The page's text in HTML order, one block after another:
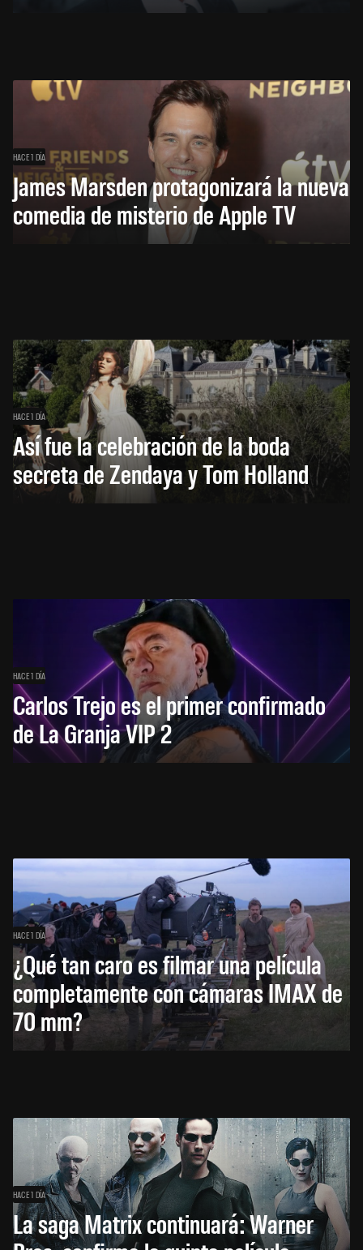
HACE 1 DÍA
James Marsden protagonizará la nueva
comedia de misterio de Apple TV
HACE 1 DÍA
Así fue la celebración de la boda
secreta de Zendaya y Tom Holland
HACE 1 DÍA
Carlos Trejo es el primer confirmado
de La Granja VIP 2
HACE 1 DÍA
¿Qué tan caro es filmar una película
completamente con cámaras IMAX de
70 mm?
HACE 1 DÍA
La saga Matrix continuará: Warner